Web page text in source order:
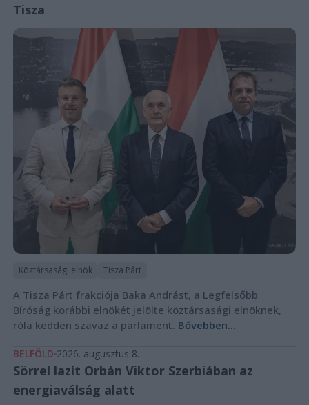
Tisza
Köztársasági elnök Tisza Párt
A Tisza Párt frakciója Baka Andrást, a Legfelsőbb
Bíróság korábbi elnökét jelölte köztársasági elnöknek,
róla kedden szavaz a parlament. Bővebben...
BELFÖLD 2026. augusztus 8.
Sörrel lazít Orbán Viktor Szerbiában az
energiaválság alatt